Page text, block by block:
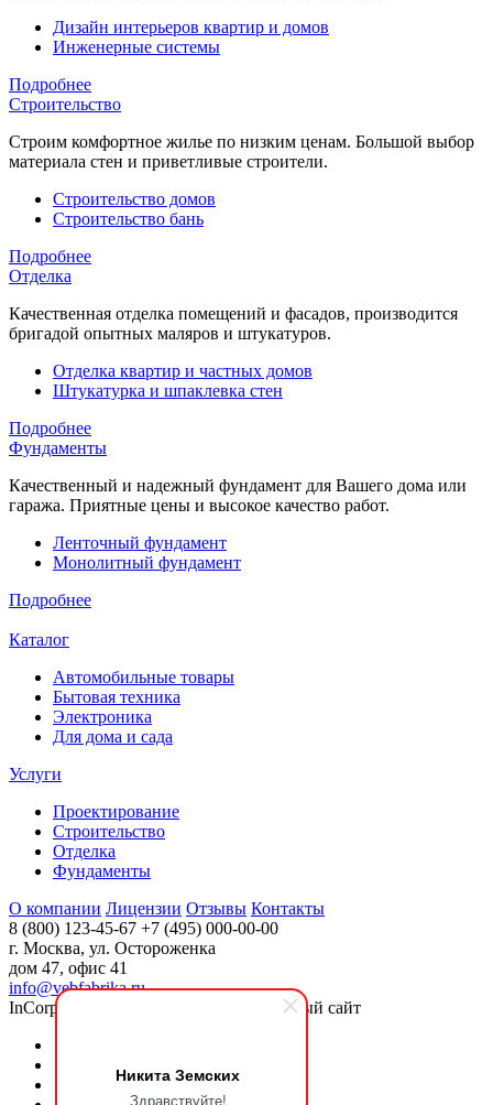
Никита Земских
Здравствуйте!
Дизайн интерьеров квартир и домов
Инженерные системы
Подробнее
Строительство
Строим комфортное жилье по низким ценам. Большой выбор
материала стен и приветливые строители.
Строительство домов
Строительство бань
Подробнее
Отделка
Качественная отделка помещений и фасадов, производится
бригадой опытных маляров и штукатуров.
Отделка квартир и частных домов
Штукатурка и шпаклевка стен
Подробнее
Фундаменты
Качественный и надежный фундамент для Вашего дома или
гаража. Приятные цены и высокое качество работ.
Ленточный фундамент
Монолитный фундамент
Подробнее
Каталог
Автомобильные товары
Бытовая техника
Электроника
Для дома и сада
Услуги
Проектирование
Строительство
Отделка
Фундаменты
О компании Лицензии Отзывы Контакты
8 (800) 123-45-67 +7 (495) 000-00-00
г. Москва, ул. Остороженка
дом 47, офис 41
info@vebfabrika.ru
InCorp 2.0: Современный корпоративный сайт